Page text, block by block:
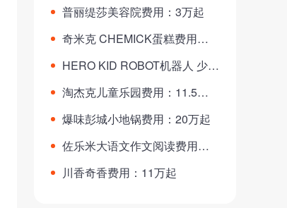
普丽缇莎美容院费用：3万起
奇米克 CHEMICK蛋糕费用：1
HERO KID ROBOT机器人 少儿
淘杰克儿童乐园费用：11.5万
爆味彭城小地锅费用：20万起
佐乐米大语文作文阅读费用：2
川香奇香费用：11万起